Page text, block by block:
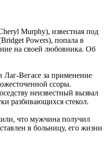
Murphy), известная под
Powers), попала в
на своей любовника. Об
Вегасе за применение
ссоры.
неизвестный вызвал
разбивающихся стекол.
что мужчина получил
в больницу, его жизни